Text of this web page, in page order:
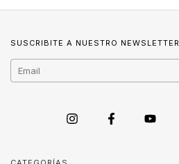
SUSCRIBITE A NUESTRO NEWSLETTER